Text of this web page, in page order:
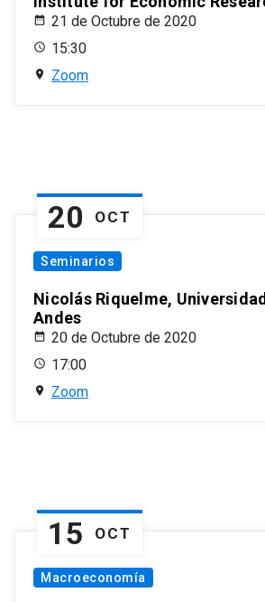
21 de Octubre de 2020
15:30
Zoom
20 OCT
Seminarios
Nicolás Riquelme,
Andes
20 de Octubre de 2020
17:00
Zoom
15 OCT
Macroeconomía